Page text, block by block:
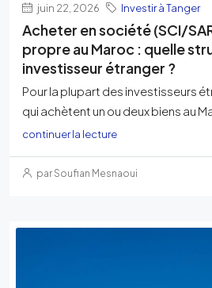
juin 22, 2026 Investir à Tanger
Acheter en société (SCI/
propre au Maroc : quelle
investisseur étranger ?
Pour la plupart des investisseurs
qui achètent un ou deux biens au
continuer la lecture
par Soufian Mesnaoui